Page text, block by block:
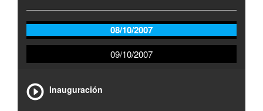
08/10/2007
09/10/2007
Inauguración